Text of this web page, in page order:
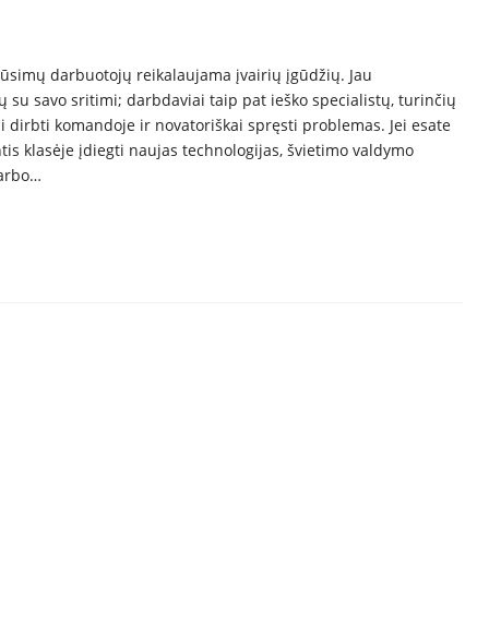
darbuotojų reikalaujama įvairių įgūdžių. Jau
savo sritimi; darbdaviai taip pat ieško specialistų, turinčių
komandoje ir novatoriškai spręsti problemas. Jei esate
klasėje įdiegti naujas technologijas, švietimo valdymo